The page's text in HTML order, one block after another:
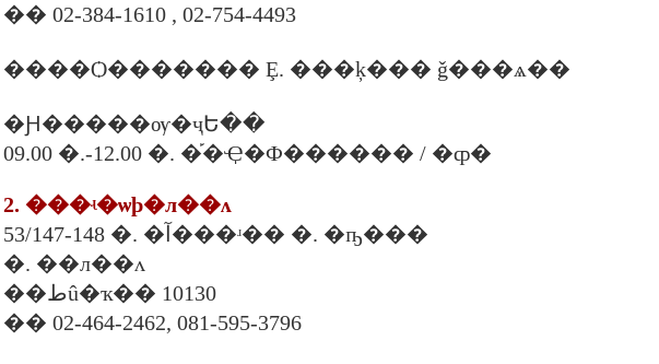
�� 02-384-1610 , 02-754-4493
����Ѻ������� Ȩ. ���ķ��� ǧ���ѧ��
�Ԩ�����ѹ�ҷԵ��
09.00 �.-12.00 �. �֡�Ҿ�Ф������ / �ȹ�
2. ���ʵ�ѡþ�л��ᴧ
53/147-148 �. �آ���ʴ�� �. �ҧ���
�. ��л��ᴧ
��طû�ҡ�� 10130
�� 02-464-2462, 081-595-3796